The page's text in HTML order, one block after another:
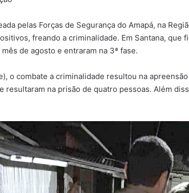
pelas Forças de Segurança do Amapá, na
freando a criminalidade. Em Santana, que
de agosto e entraram na 3ª fase.
o combate a criminalidade resultou na
resultaram na prisão de quatro pessoas. Além